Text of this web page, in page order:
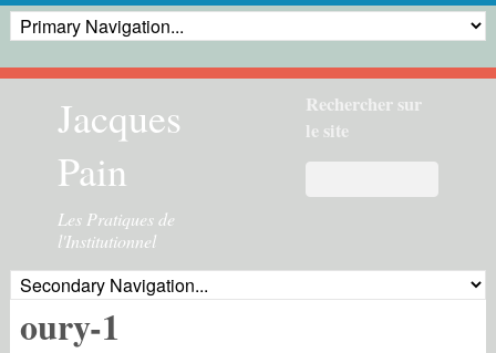
Jacques
Pain
Les Pratiques de
l'Institutionnel
Rechercher sur
le site
oury-1